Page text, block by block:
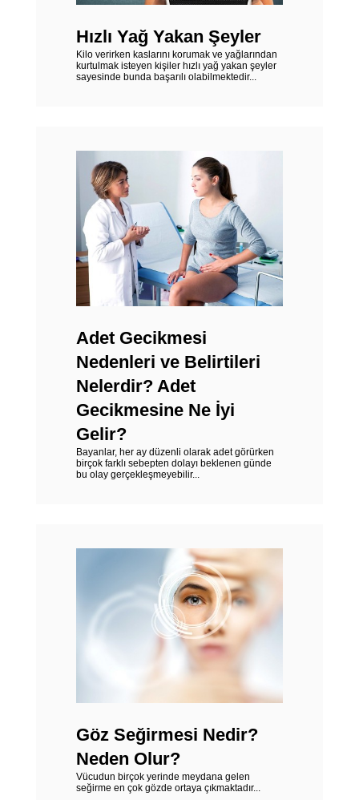
Hızlı Yağ Yakan Şeyler
Kilo verirken kaslarını korumak ve yağlarından
kurtulmak isteyen kişiler hızlı yağ yakan şeyler
sayesinde bunda başarılı olabilmektedir...
Adet Gecikmesi
Nedenleri ve Belirtileri
Nelerdir? Adet
Gecikmesine Ne İyi
Gelir?
Bayanlar, her ay düzenli olarak adet görürken
birçok farklı sebepten dolayı beklenen günde
bu olay gerçekleşmeyebilir...
Göz Seğirmesi Nedir?
Neden Olur?
Vücudun birçok yerinde meydana gelen
seğirme en çok gözde ortaya çıkmaktadır...